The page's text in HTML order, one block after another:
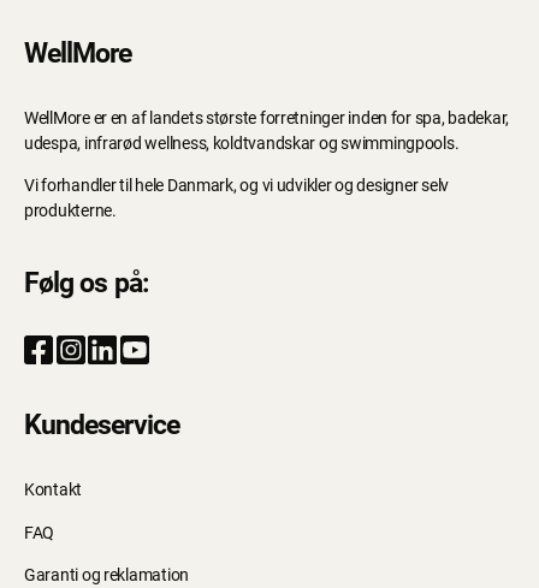
WellMore
WellMore er en af landets største forretninger inden for spa, badekar,
udespa, infrarød wellness, koldtvandskar og swimmingpools.
Vi forhandler til hele Danmark, og vi udvikler og designer selv
produkterne.
Følg os på:
Kundeservice
Kontakt
FAQ
Garanti og reklamation